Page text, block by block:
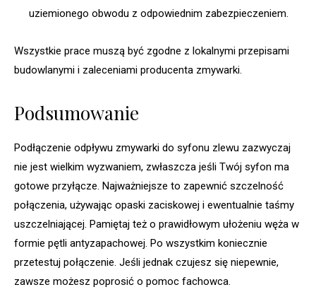
uziemionego obwodu z odpowiednim zabezpieczeniem.
Wszystkie prace muszą być zgodne z lokalnymi przepisami
budowlanymi i zaleceniami producenta zmywarki.
Podsumowanie
Podłączenie odpływu zmywarki do syfonu zlewu zazwyczaj
nie jest wielkim wyzwaniem, zwłaszcza jeśli Twój syfon ma
gotowe przyłącze. Najważniejsze to zapewnić szczelność
połączenia, używając opaski zaciskowej i ewentualnie taśmy
uszczelniającej. Pamiętaj też o prawidłowym ułożeniu węża w
formie pętli antyzapachowej. Po wszystkim koniecznie
przetestuj połączenie. Jeśli jednak czujesz się niepewnie,
zawsze możesz poprosić o pomoc fachowca.